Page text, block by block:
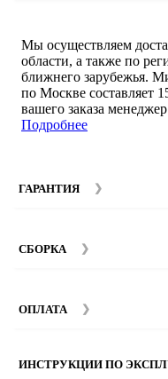
Мы осуществляем
области, а также по
ближнего зарубежья.
по Москве составляет
вашего заказа
Подробнее
ГАРАНТИЯ
составляет 12 месяцев
СБОРКА
Стоимость сборки
ОПЛАТА
ИНСТРУКЦИИ ПО